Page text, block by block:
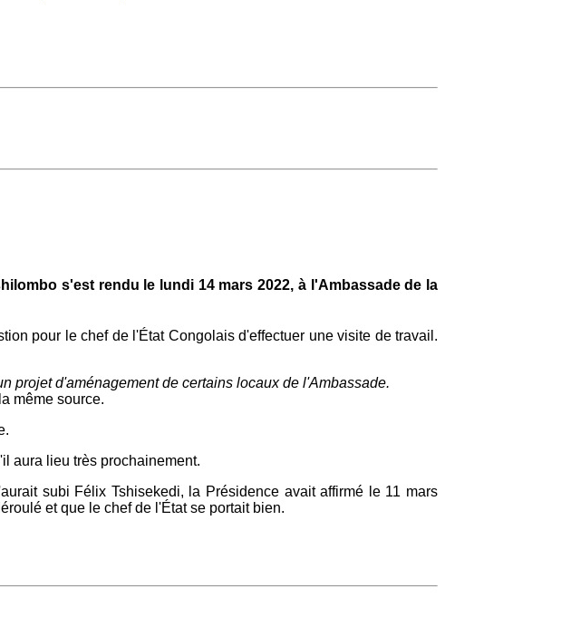
s'est rendu le lundi 14 mars 2022, à l'Ambassade de la
pour le chef de l'État Congolais d'effectuer une visite de travail.
projet d'aménagement de certains locaux de l'Ambassade.
même source.
aura lieu très prochainement.
subi Félix Tshisekedi, la Présidence avait affirmé le 11 mars
et que le chef de l'État se portait bien.